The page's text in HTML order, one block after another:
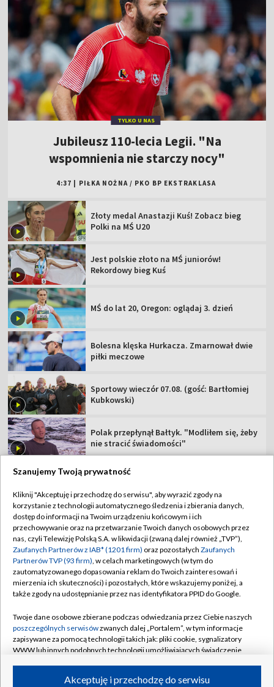
TYLKO U NAS
Jubileusz 110-lecia Legii. "Na
wspomnienia nie starczy nocy"
4:37 PIŁKA NOŻNA / PKO BP EKSTRAKLASA
Złoty medal Anastazji Kuś! Zobacz bieg
Polki na MŚ U20
Jest polskie złoto na MŚ juniorów!
Rekordowy bieg Kuś
MŚ do lat 20, Oregon: oglądaj 3. dzień
Bolesna klęska Hurkacza. Zmarnował dwie
piłki meczowe
Sportowy wieczór 07.08. (gość: Bartłomiej
Kubkowski)
Polak przepłynął Bałtyk. "Modliłem się, żeby
nie stracić świadomości"
TVP
Abonament TVP
Sklep TVP
Biuro Reklamy
Oferta Handlowa
Emisja w TVP
Rada Programowa
Ogłoszenia przetargowe
Regulamin TVP
Polityka prywatności
Moje zgody
Biuro reklamy
Kanały
©2026 Telewizja Polska Spółka Akcyjna w likwidacji
Szanujemy Twoją prywatność
Kliknij "Akceptuję i przechodzę do serwisu", aby wyrazić zgody na
korzystanie z technologii automatycznego śledzenia i zbierania danych,
dostęp do informacji na Twoim urządzeniu końcowym i ich
przechowywanie oraz na przetwarzanie Twoich danych osobowych przez
nas, czyli Telewizję Polską S.A. w likwidacji (zwaną dalej również „TVP”),
Zaufanych Partnerów z IAB* (1201 firm) oraz pozostałych Zaufanych
Partnerów TVP (93 firm), w celach marketingowych (w tym do
zautomatyzowanego dopasowania reklam do Twoich zainteresowań i
mierzenia ich skuteczności) i pozostałych, które wskazujemy poniżej, a
także zgody na udostępnianie przez nas identyfikatora PPID do Google.
Twoje dane osobowe zbierane podczas odwiedzania przez Ciebie naszych
poszczególnych serwisówzwanych dalej „Portalem”, w tym informacje
zapisywane za pomocą technologii takich jak: pliki cookie, sygnalizatory
WWW lub innych podobnych technologii umożliwiających świadczenie
ruchu w Internecie.Akceptuję i przechodzę do serwisu